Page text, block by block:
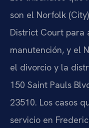
son el Norfolk
District Court para
manutención, y el
el divorcio y la
150 Saint Pauls
23510. Los casos
servicio en